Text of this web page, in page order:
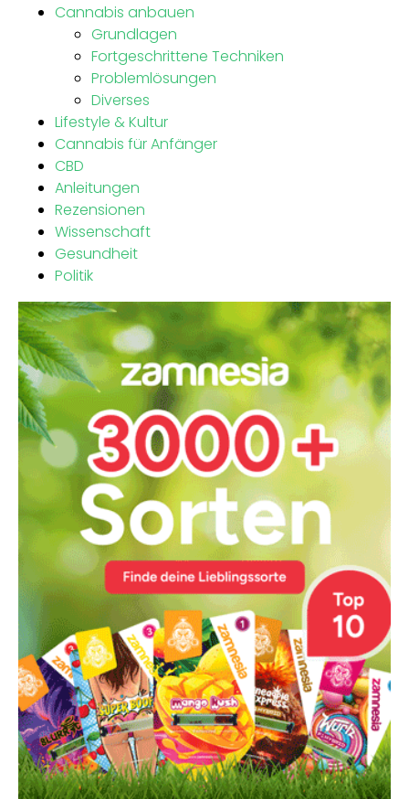
Cannabis anbauen
Grundlagen
Fortgeschrittene Techniken
Problemlösungen
Diverses
Lifestyle & Kultur
Cannabis für Anfänger
CBD
Anleitungen
Rezensionen
Wissenschaft
Gesundheit
Politik